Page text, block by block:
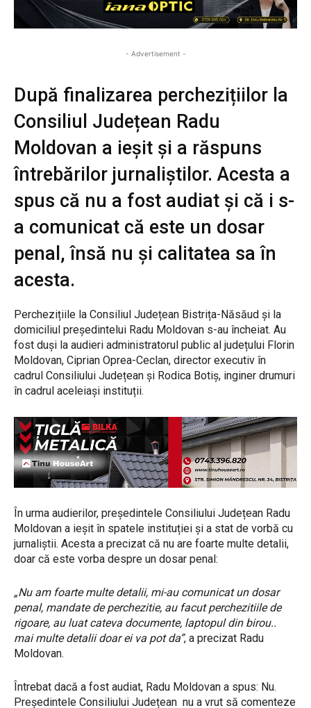
- Advertisement -
După finalizarea perchezițiilor la
Consiliul Județean Radu
Moldovan a ieșit și a răspuns
întrebărilor jurnaliștilor. Acesta a
spus că nu a fost audiat și că i s-
a comunicat că este un dosar
penal, însă nu și calitatea sa în
acesta.
Perchezițiile la Consiliul Județean Bistrița-Năsăud și la
domiciliul președintelui Radu Moldovan s-au încheiat. Au
fost duși la audieri administratorul public al județului Florin
Moldovan, Ciprian Oprea-Ceclan, director executiv în
cadrul Consiliului Județean și Rodica Botiș, inginer drumuri
în cadrul aceleiași instituții.
În urma audierilor, președintele Consiliului Județean Radu
Moldovan a ieșit în spatele instituției și a stat de vorbă cu
jurnaliștii. Acesta a precizat că nu are foarte multe detalii,
doar că este vorba despre un dosar penal:
„Nu am foarte multe detalii, mi-au comunicat un dosar
penal, mandate de perchezitie, au facut perchezitiile de
rigoare, au luat cateva documente, laptopul din birou..
mai multe detalii doar ei va pot da”, a precizat Radu
Moldovan.
Întrebat dacă a fost audiat, Radu Moldovan a spus: Nu.
Președintele Consiliului Județean nu a vrut să comenteze